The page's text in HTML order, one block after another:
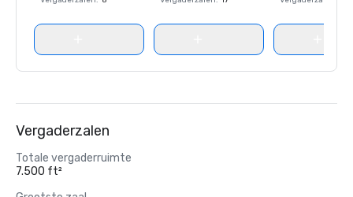
Vergaderzalen
Totale vergaderruimte
7.500 ft²